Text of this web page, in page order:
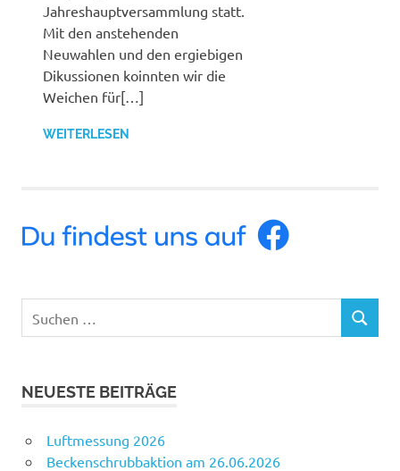
Jahreshauptversammlung statt.
Mit den anstehenden
Neuwahlen und den ergiebigen
Dikussionen koinnten wir die
Weichen für[…]
WEITERLESEN
nach:
SUCHEN
NEUESTE BEITRÄGE
Luftmessung 2026
Beckenschrubbaktion am 26.06.2026